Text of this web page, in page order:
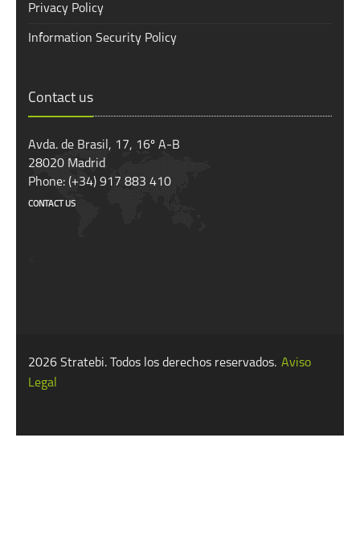
Privacy Policy
Information Security Policy
Contact us
Avda. de Brasil, 17, 16º A-B
28020 Madrid
Phone: (+34) 917 883 410
CONTACT US
2026 Stratebi. Todos los derechos reservados. Aviso
Legal